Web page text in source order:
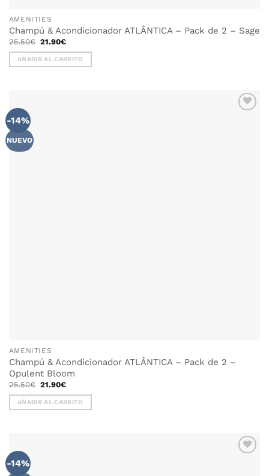
AMENITIES
Champú & Acondicionador ATLÂNTICA – Pack de 2 – Sage
25.50€ El
original
era:
25.50€.
21.90€El
actual
es:
21.90€.
AÑADIR AL CARRITO
-14%
NUEVO
AMENITIES
Champú & Acondicionador ATLÂNTICA – Pack de 2 –
Opulent Bloom
25.50€ El
original
era:
25.50€.
21.90€El
actual
es:
21.90€.
AÑADIR AL CARRITO
-14%